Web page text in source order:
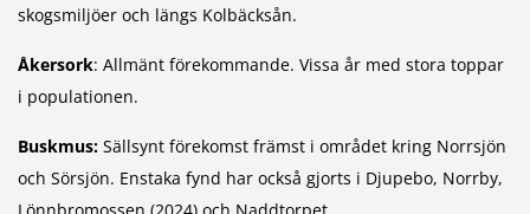
skogsmiljöer och längs Kolbäcksån.
Åkersork: Allmänt förekommande. Vissa år med stora toppar
i populationen.
Buskmus:Sällsynt förekomst främst i området kring Norrsjön
och Sörsjön. Enstaka fynd har också gjorts i Djupebo, Norrby,